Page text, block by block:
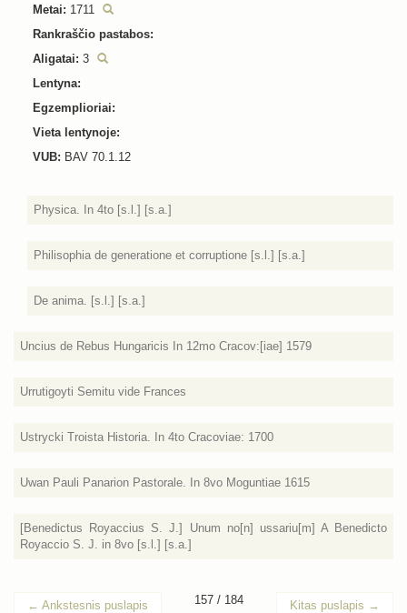
Metai: 1711
Rankraščio pastabos:
Aligatai: 3
Lentyna:
Egzemplioriai:
Vieta lentynoje:
VUB: BAV 70.1.12
Physica. In 4to [s.l.] [s.a.]
Philisophia de generatione et corruptione [s.l.] [s.a.]
De anima. [s.l.] [s.a.]
Uncius de Rebus Hungaricis In 12mo Cracov:[iae] 1579
Urrutigoyti Semitu vide Frances
Ustrycki Troista Historia. In 4to Cracoviae: 1700
Uwan Pauli Panarion Pastorale. In 8vo Moguntiae 1615
[Benedictus Royaccius S. J.] Unum no[n] ussariu[m] A Benedicto
Royaccio S. J. in 8vo [s.l.] [s.a.]
← Ankstesnis puslapis 157 / 184 Kitas puslapis →